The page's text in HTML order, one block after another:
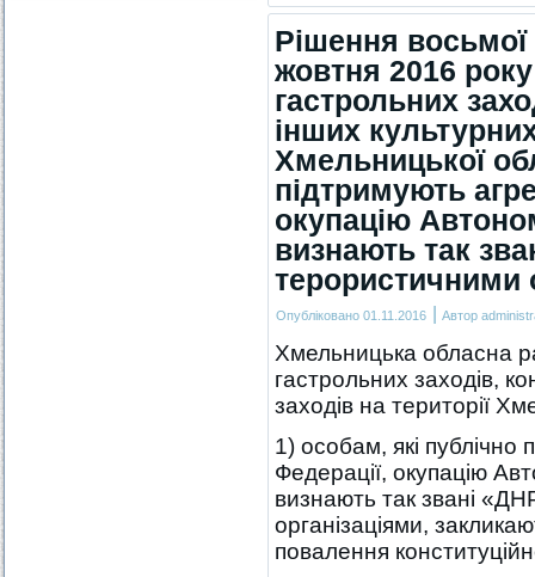
Рішення восьмої
жовтня 2016
гастрольних
інших
Хмельницької
підтримують
окупацію
визнають так
терористичними
Опубліковано 01.11.2016 | Автор
Хмельницька обласна
гастрольних заходів,
заходів на території
1) особам, які публічно
Федерації, окупацію
визнають так звані
організаціями,
повалення